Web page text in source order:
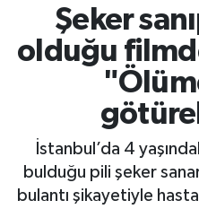
Şeker
olduğu
İstanbul’da 4
bulduğu pili şeker
bulantı şikayetiyle
GÜNDEM
RESMİ İLANLAR
KÖŞE YAZILARI
SİYASET
YAŞAM
Bursa Trafik
Süper Lig Puan
Tüm Manşetler
Son Dakika Haberleri
Haber Arşivi